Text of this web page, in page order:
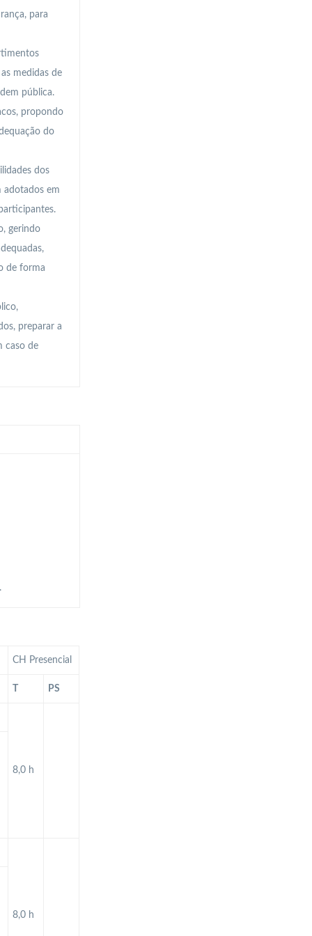
para
medidas de
pública.
propondo
do
dos
adotados em
gerindo
de forma
preparar a
caso de
CH Presencial
T PS
8,0 h
8,0 h